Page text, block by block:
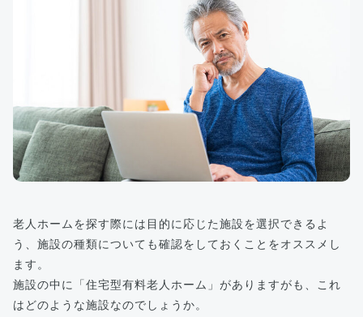
老人ホームを探す際には目的に応じた施設を選択できるよ
う、施設の種類についても確認をしておくことをオススメし
ます。
施設の中に「住宅型有料老人ホーム」がありますがも、これ
はどのような施設なのでしょうか。